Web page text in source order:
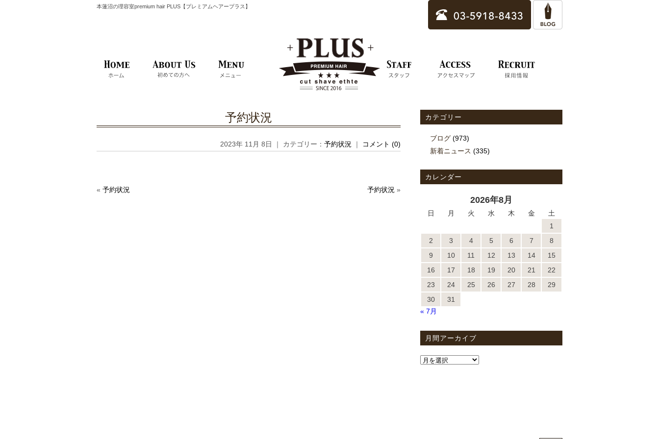
本蓮沼の理容室premium hair PLUS【プレミアムヘアープラス】
予約状況
2023年 11月 8日 ｜ カテゴリー： 予約状況 ｜ コメント (0)
« 予約状況 予約状況 »
カテゴリー
ブログ (973)
新着ニュース (335)
カレンダー
2026年8月
日 月 火 水 木 金
土
1
2
3 4 5 6 7
8
9
10 11 12 13 14
15
16
17 18 19 20 21
22
23
24 25 26 27 28
29
30
31
« 7月
月間アーカイブ